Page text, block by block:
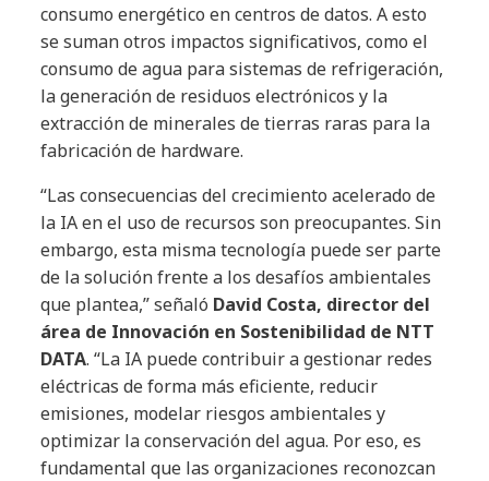
consumo energético en centros de datos. A esto
se suman otros impactos significativos, como el
consumo de agua para sistemas de refrigeración,
la generación de residuos electrónicos y la
extracción de minerales de tierras raras para la
fabricación de hardware.
“Las consecuencias del crecimiento acelerado de
la IA en el uso de recursos son preocupantes. Sin
embargo, esta misma tecnología puede ser parte
de la solución frente a los desafíos ambientales
que plantea,” señaló David Costa, director del
área de Innovación en Sostenibilidad de NTT
DATA. “La IA puede contribuir a gestionar redes
eléctricas de forma más eficiente, reducir
emisiones, modelar riesgos ambientales y
optimizar la conservación del agua. Por eso, es
fundamental que las organizaciones reconozcan